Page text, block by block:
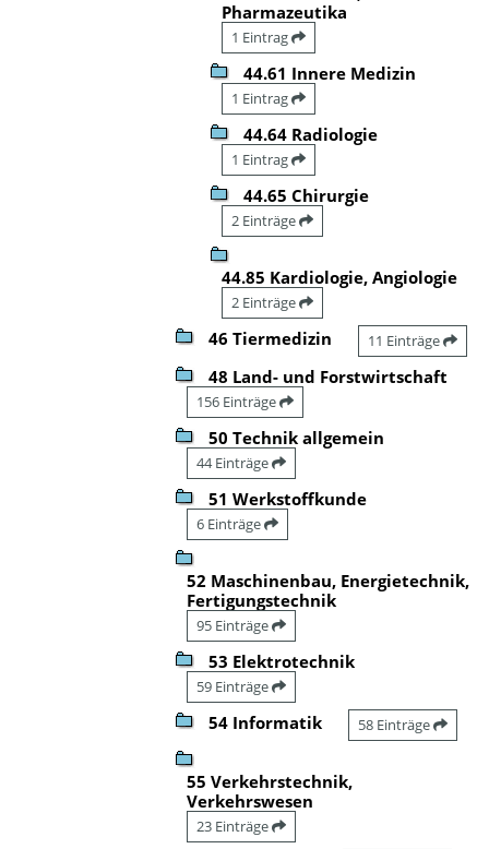
Pharmazeutika
1 Eintrag
44.61 Innere Medizin
1 Eintrag
44.64 Radiologie
1 Eintrag
44.65 Chirurgie
2 Einträge
44.85 Kardiologie, Angiologie
2 Einträge
46 Tiermedizin 11 Einträge
48 Land- und Forstwirtschaft
156 Einträge
50 Technik allgemein
44 Einträge
51 Werkstoffkunde
6 Einträge
52 Maschinenbau, Energietechnik,
Fertigungstechnik
95 Einträge
53 Elektrotechnik
59 Einträge
54 Informatik 58 Einträge
55 Verkehrstechnik,
Verkehrswesen
23 Einträge